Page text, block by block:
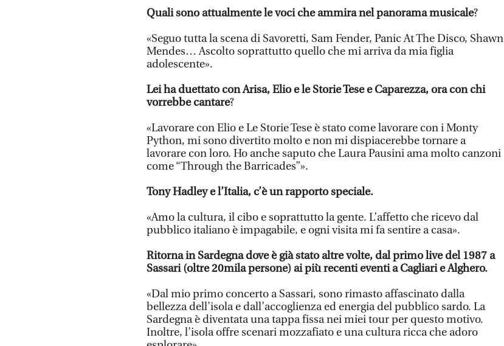
Quali sono attualmente le voci che ammira nel panorama musicale?
«Seguo tutta la scena di Savoretti, Sam Fender, Panic At The Disco, Shawn
Mendes… Ascolto soprattutto quello che mi arriva da mia figlia
adolescente».
Lei ha duettato con Arisa, Elio e le Storie Tese e Caparezza, ora con chi
vorrebbe cantare?
«Lavorare con Elio e Le Storie Tese è stato come lavorare con i Monty
Python, mi sono divertito molto e non mi dispiacerebbe tornare a
lavorare con loro. Ho anche saputo che Laura Pausini ama molto canzoni
come “Through the Barricades”».
Tony Hadley e l’Italia, c’è un rapporto speciale.
«Amo la cultura, il cibo e soprattutto la gente. L’affetto che ricevo dal
pubblico italiano è impagabile, e ogni visita mi fa sentire a casa».
Ritorna in Sardegna dove è già stato altre volte, dal primo live del 1987 a
Sassari (oltre 20mila persone) ai più recenti eventi a Cagliari e Alghero.
«Dal mio primo concerto a Sassari, sono rimasto affascinato dalla
bellezza dell’isola e dall’accoglienza ed energia del pubblico sardo. La
Sardegna è diventata una tappa fissa nei miei tour per questo motivo.
Inoltre, l’isola offre scenari mozzafiato e una cultura ricca che adoro